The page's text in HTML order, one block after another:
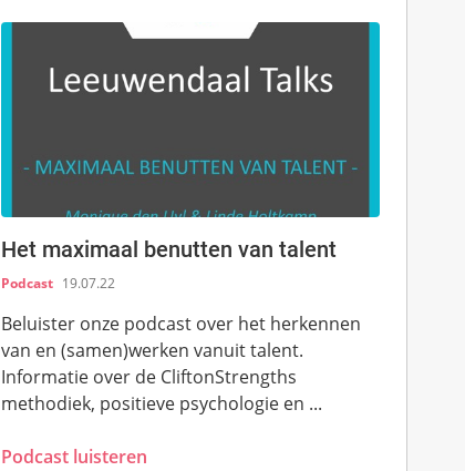
Het maximaal benutten van talent
Podcast 19.07.22
Beluister onze podcast over het herkennen
van en (samen)werken vanuit talent.
Informatie over de CliftonStrengths
methodiek, positieve psychologie en ...
Podcast luisteren